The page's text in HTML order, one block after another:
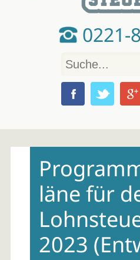
0221-
content
läne für
2023